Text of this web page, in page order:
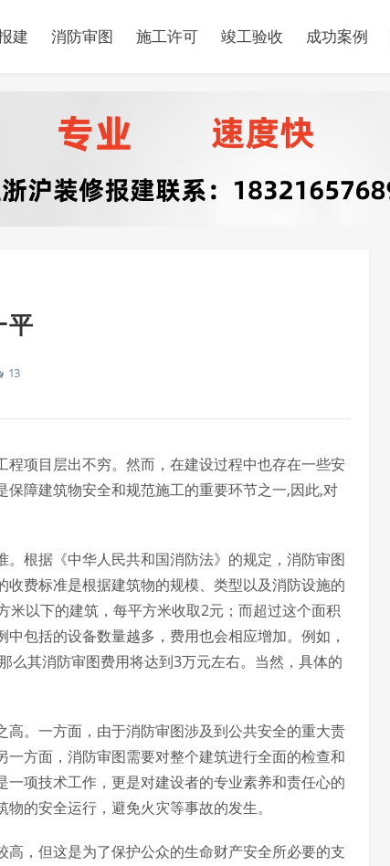
建 消防审图 施工许可 竣工验收 成功案例
平
13
项目层出不穷。然而，在建设过程中也存在一些安
障建筑物安全和规范施工的重要环节之一,因此,对
根据《中华人民共和国消防法》的规定，消防审图
费标准是根据建筑物的规模、类型以及消防设施的
米以下的建筑，每平方米收取2元；而超过这个面积
包括的设备数量越多，费用也会相应增加。例如，
么其消防审图费用将达到3万元左右。当然，具体的
。一方面，由于消防审图涉及到公共安全的重大责
方面，消防审图需要对整个建筑进行全面的检查和
项技术工作，更是对建设者的专业素养和责任心的
的安全运行，避免火灾等事故的发生。
，但这是为了保护公众的生命财产安全所必要的支